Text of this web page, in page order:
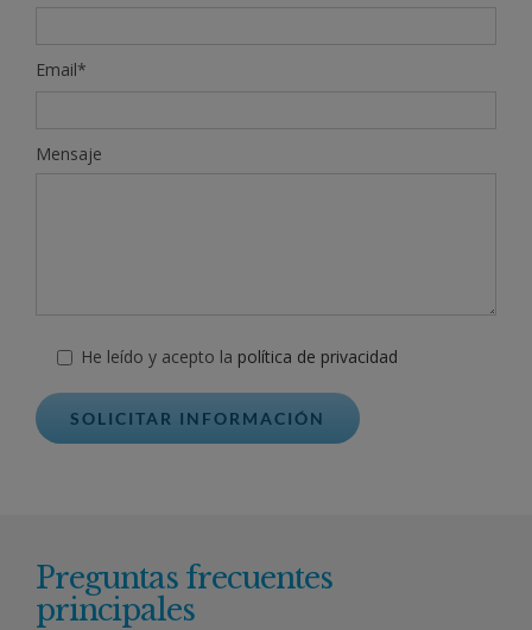
Email*
Mensaje
He leído y acepto la política de privacidad
Preguntas frecuentes
principales